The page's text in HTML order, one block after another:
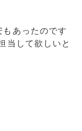
あったのです
当して欲しいと